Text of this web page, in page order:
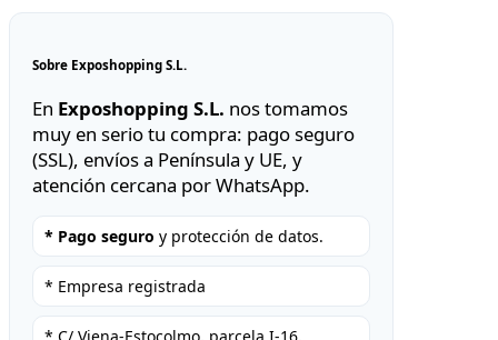
Sobre Exposhopping S.L.
En Exposhopping S.L. nos tomamos
muy en serio tu compra: pago seguro
(SSL), envíos a Península y UE, y
atención cercana por WhatsApp.
* Pago seguro y protección de datos.
* Empresa registrada
* C/ Viena-Estocolmo, parcela I-16,